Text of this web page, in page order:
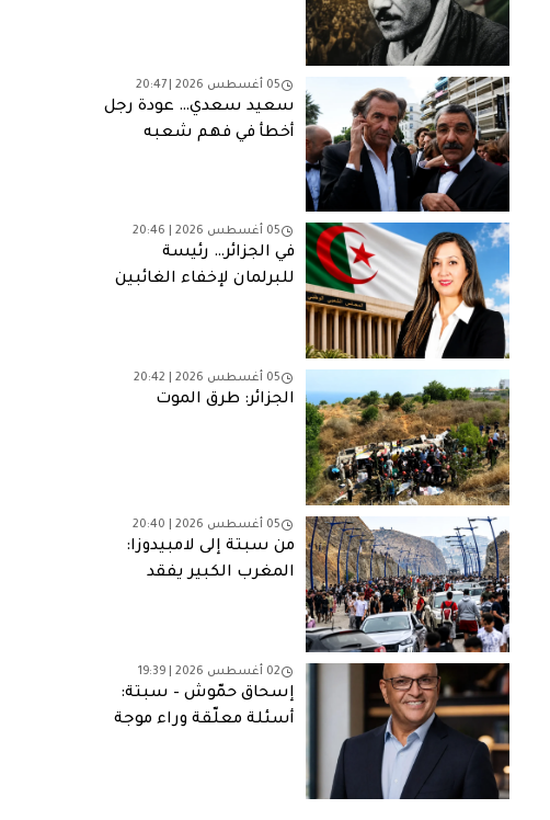
05 أغسطس 2026 | 20:47
سعيد سعدي… عودة رجل
أخطأ في فهم شعبه
05 أغسطس 2026 | 20:46
في الجزائر… رئيسة
للبرلمان لإخفاء الغائبين
05 أغسطس 2026 | 20:42
الجزائر: طرق الموت
05 أغسطس 2026 | 20:40
من سبتة إلى لامبيدوزا:
المغرب الكبير يفقد
02 أغسطس 2026 | 19:39
إسحاق حمّوش – سبتة:
أسئلة معلّقة وراء موجة